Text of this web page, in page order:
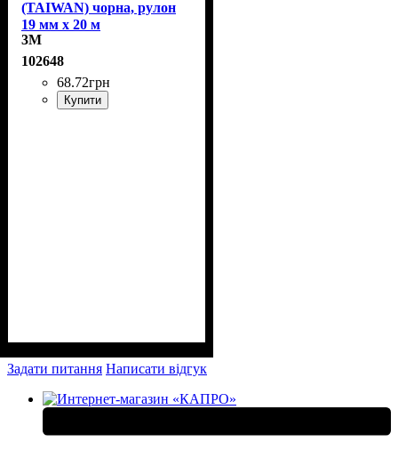
(TAIWAN) чорна, рулон
19 мм x 20 м
3M
102648
68.72грн
Купити
Задати питання Написати відгук